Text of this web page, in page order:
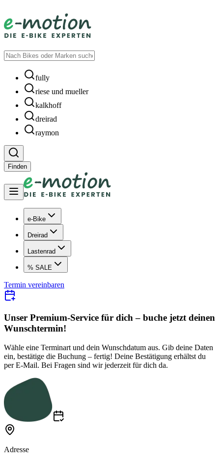
fully
riese und mueller
kalkhoff
dreirad
raymon
Finden
e-Bike
Dreirad
Lastenrad
% SALE
Termin vereinbaren
Unser Premium-Service für dich – buche jetzt dei nen
Wunschtermin!
Wähle eine Terminart und dein Wunschdatum aus. Gib deine Daten
ein, bestätige die Buchung – fertig! Deine Bestätigung erhältst du
per E-Mail. Bei Fragen sind wir jederzeit für dich da.
Adresse